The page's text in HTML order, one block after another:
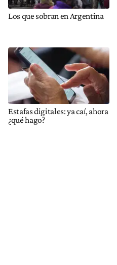
Los que sobran en Argentina
Estafas digitales: ya caí, ahora
¿qué hago?